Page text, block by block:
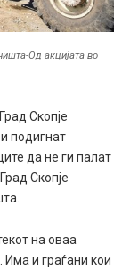
Од акцијата во
Скопје
подигнат
да не ги палат
Скопје
на оваа
и граѓани кои